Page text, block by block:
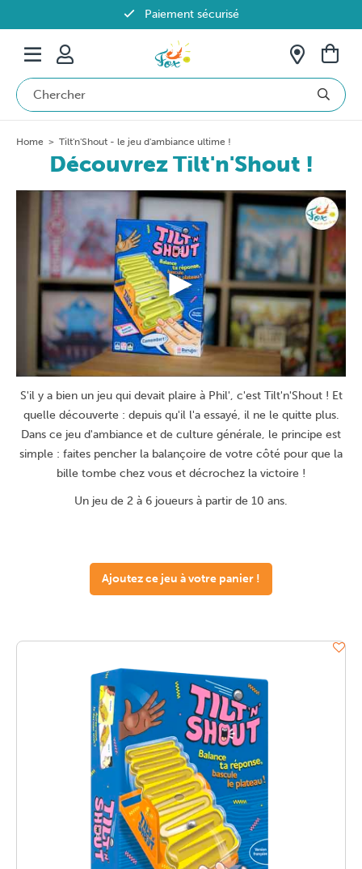
Paiement sécurisé
Livraison offerte dès 69€ en Belgique
Home > Tilt'n'Shout - le jeu d'ambiance ultime !
Découvrez Tilt'n'Shout !
S'il y a bien un jeu qui devait plaire à Phil', c'est Tilt'n'Shout ! Et
quelle découverte : depuis qu'il l'a essayé, il ne le quitte plus.
Dans ce jeu d'ambiance et de culture générale, le principe est
simple : faites pencher la balançoire de votre côté pour que la
bille tombe chez vous et décrochez la victoire !
Un jeu de 2 à 6 joueurs à partir de 10 ans.
Ajoutez ce jeu à votre panier !